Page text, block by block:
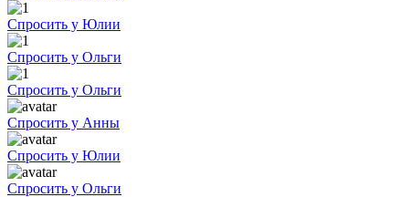
Спросить у Юлии
Спросить у Ольги
Спросить у Ольги
Спросить у Анны
Спросить у Юлии
Спросить у Ольги